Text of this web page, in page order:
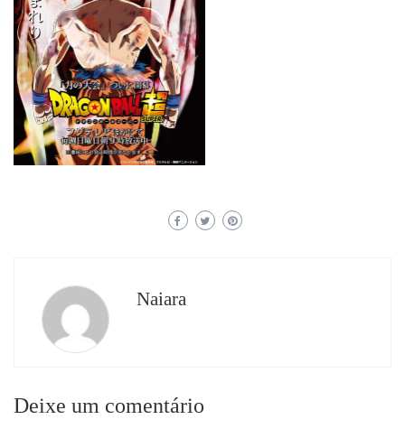
Naiara
Deixe um comentário